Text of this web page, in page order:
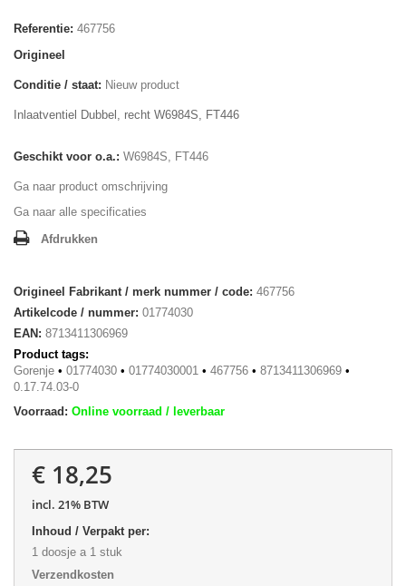
Referentie: 467756
Origineel
Conditie / staat: Nieuw product
Inlaatventiel Dubbel, recht W6984S, FT446
Geschikt voor o.a.: W6984S, FT446
Ga naar product omschrijving
Ga naar alle specificaties
Afdrukken
Origineel Fabrikant / merk nummer / code: 467756
Artikelcode / nummer: 01774030
EAN: 8713411306969
Product tags:
Gorenje • 01774030 • 01774030001 • 467756 • 8713411306969 •
0.17.74.03-0
Voorraad: Online voorraad / leverbaar
€ 18,25
incl. 21% BTW
Inhoud / Verpakt per:
1 doosje a 1 stuk
Verzendkosten